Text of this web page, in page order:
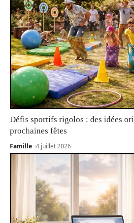
Défis sportifs rigolos : des idées
prochaines fêtes
Famille 4 juillet 2026